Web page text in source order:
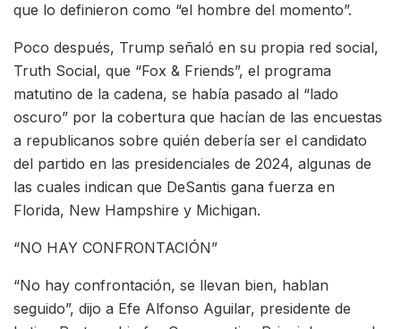
que lo definieron como “el hombre del momento”.
Poco después, Trump señaló en su propia red social,
Truth Social, que “Fox & Friends”, el programa
matutino de la cadena, se había pasado al “lado
oscuro” por la cobertura que hacían de las encuestas
a republicanos sobre quién debería ser el candidato
del partido en las presidenciales de 2024, algunas de
las cuales indican que DeSantis gana fuerza en
Florida, New Hampshire y Michigan.
“NO HAY CONFRONTACIÓN”
“No hay confrontación, se llevan bien, hablan
seguido”, dijo a Efe Alfonso Aguilar, presidente de